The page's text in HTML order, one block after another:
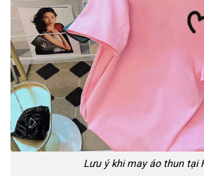
Lưu ý khi may áo thun tại